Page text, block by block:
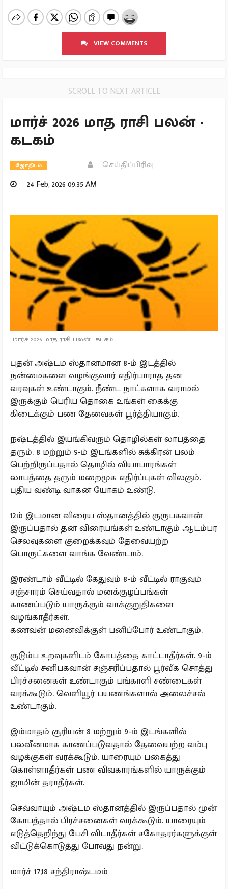
VIEW COMMENTS
SCROLL TO NEXT ARTICLE
மார்ச் 2026 மாத ராசி பலன் -
கடகம்
ஜோதிடம்
செய்திப்பிரிவு
24 Feb, 2026 09:35 AM
மார்ச் 2026 மாத ராசி பலன் - கடகம்
புதன் அஷ்டம ஸ்தானமான 8-ம் இடத்தில்
நன்மைகளை வழங்குவார் எதிர்பாராத தன
வரவுகள் உண்டாகும். நீண்ட நாட்களாக வராமல்
இருக்கும் பெரிய தொகை உங்கள் கைக்கு
கிடைக்கும் பண தேவைகள் பூர்த்தியாகும்.
நஷ்டத்தில் இயங்கிவரும் தொழில்கள் லாபத்தை
தரும். 8 மற்றும் 9-ம் இடங்களில் சுக்கிரன் பலம்
பெற்றிருப்பதால் தொழில் வியாபாரங்கள்
லாபத்தை தரும் மறைமுக எதிர்ப்புகள் விலகும்.
புதிய வண்டி வாகன யோகம் உண்டு.
12ம் இடமான விரைய ஸ்தானத்தில் குருபகவான்
இருப்பதால் தன விரையங்கள் உண்டாகும் ஆடம்பர
செலவுகளை குறைக்கவும் தேவையற்ற
பொருட்களை வாங்க வேண்டாம்.
இரண்டாம் வீட்டில் கேதுவும் 8-ம் வீட்டில் ராகுவும்
சஞ்சாரம் செய்வதால் மனக்குழப்பங்கள்
காணப்படும் யாருக்கும் வாக்குறுதிகளை
வழங்காதீர்கள்.
கணவன் மனைவிக்குள் பனிப்போர் உண்டாகும்.
குடும்ப உறவுகளிடம் கோபத்தை காட்டாதீர்கள். 9-ம்
வீட்டில் சனிபகவான் சஞ்சரிப்பதால் பூர்வீக சொத்து
பிரச்சனைகள் உண்டாகும் பங்காளி சண்டைகள்
வரக்கூடும். வெளியூர் பயணங்களால் அலைச்சல்
உண்டாகும்.
இம்மாதம் சூரியன் 8 மற்றும் 9-ம் இடங்களில்
பலவீனமாக காணப்படுவதால் தேவையற்ற வம்பு
வழக்குகள் வரக்கூடும். யாரையும் பகைத்து
கொள்ளாதீர்கள் பண விவகாரங்களில் யாருக்கும்
ஜாமின் தராதீர்கள்.
செவ்வாயும் அஷ்டம ஸ்தானத்தில் இருப்பதால் முன்
கோபத்தால் பிரச்சனைகள் வரக்கூடும். யாரையும்
எடுத்தெறிந்து பேசி விடாதீர்கள் சகோதரர்களுக்குள்
விட்டுக்கொடுத்து போவது நன்று.
மார்ச் 17,18 சந்திராஷ்டமம்